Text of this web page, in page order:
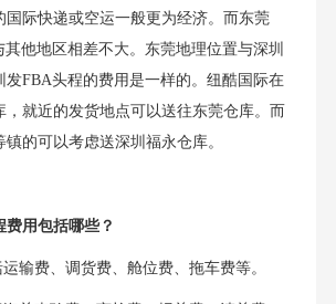
国际快递或空运一般更为经济。而东莞
他地区相差不大。东莞地理位置与深圳
发FBA头程的费用是一样的。纽酷国际在
，就近的发货地点可以送往东莞仓库。而
的可以考虑送深圳福永仓库。
用包括哪些？
输费、调货费、舱位费、拖车费等。